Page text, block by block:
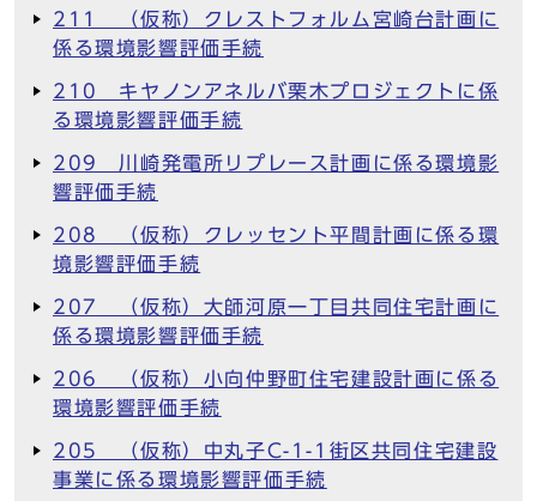
211 （仮称）クレストフォルム宮崎台計画に
係る環境影響評価手続
210 キヤノンアネルバ栗木プロジェクトに係
る環境影響評価手続
209 川崎発電所リプレース計画に係る環境影
響評価手続
208 （仮称）クレッセント平間計画に係る環
境影響評価手続
207 （仮称）大師河原一丁目共同住宅計画に
係る環境影響評価手続
206 （仮称）小向仲野町住宅建設計画に係る
環境影響評価手続
205 （仮称）中丸子C-1-1街区共同住宅建設
事業に係る環境影響評価手続